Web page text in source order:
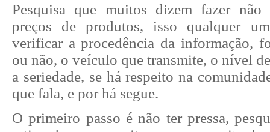
Pesquisa que muitos dizem fazer não
preços de produtos, isso qualquer
verificar a procedência da informação,
ou não, o veículo que transmite, o nível
a seriedade, se há respeito na
que fala, e por há segue.
O primeiro passo é não ter pressa,